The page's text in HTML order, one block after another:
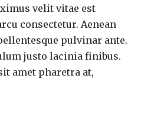
velit vitae est
consectetur. Aenean
pulvinar ante.
justo lacinia finibus.
amet pharetra at,